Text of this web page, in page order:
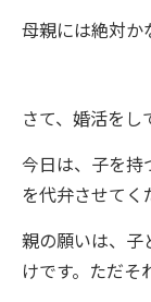
母親には絶対
さて、婚活をし
今日は、子を持
を代弁させてく
親の願いは、子
けです。ただそ